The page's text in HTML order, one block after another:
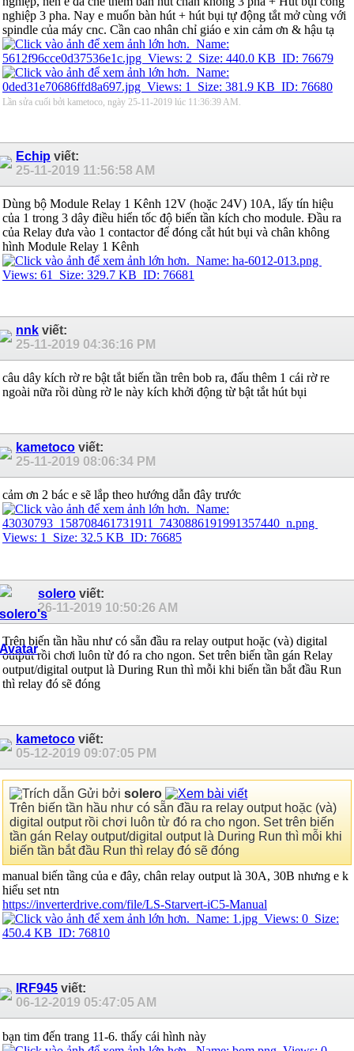
nghiệp 3 pha. Nay e muốn bàn hút + hút bụi tự động tắt mở cùng với
spindle của máy cnc. Cần cao nhân chỉ giáo e xin cảm ơn & hậu tạ
Lần sửa cuối bởi kametoco, ngày 25-11-2019 lúc 11:36:39 AM .
Echip viết:
25-11-2019 11:56:58 AM
Dùng bộ Module Relay 1 Kênh 12V (hoặc 24V) 10A, lấy tín hiệu
của 1 trong 3 dây điều hiển tốc độ biến tần kích cho module. Đầu ra
của Relay đưa vào 1 contactor để đóng cắt hút bụi và chân không
hình Module Relay 1 Kênh
nnk viết:
25-11-2019 04:36:16 PM
câu dây kích rờ re bật tắt biến tần trên bob ra, đấu thêm 1 cái rờ re
ngoài nữa rồi dùng rờ le này kích khởi động từ bật tắt hút bụi
kametoco viết:
25-11-2019 08:06:34 PM
cảm ơn 2 bác e sẽ lắp theo hướng dẫn đây trước
solero viết:
26-11-2019 10:50:26 AM
Trên biến tần hầu như có sẵn đầu ra relay output hoặc (và) digital
output rồi chơi luôn từ đó ra cho ngon. Set trên biến tần gán Relay
output/digital output là During Run thì mỗi khi biến tần bắt đầu Run
thì relay đó sẽ đóng
kametoco viết:
05-12-2019 09:07:05 PM
Gửi bởi solero
Trên biến tần hầu như có sẵn đầu ra relay output hoặc (và)
digital output rồi chơi luôn từ đó ra cho ngon. Set trên biến
tần gán Relay output/digital output là During Run thì mỗi khi
biến tần bắt đầu Run thì relay đó sẽ đóng
manual biến tầng của e đây, chân relay output là 30A, 30B nhưng e k
hiểu set ntn
https://inverterdrive.com/file/LS-Starvert-iC5-Manual
IRF945 viết:
06-12-2019 05:47:05 AM
bạn tim đến trang 11-6. thấy cái hình này